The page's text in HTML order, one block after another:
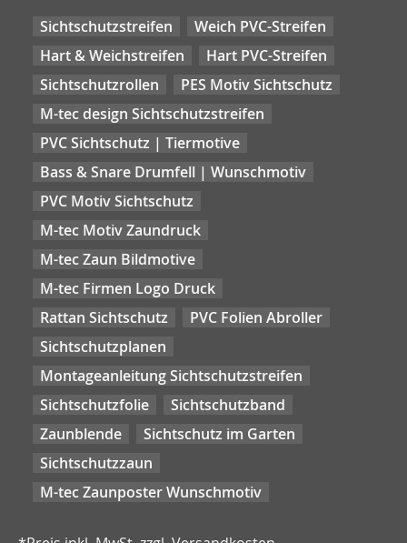
Sichtschutzstreifen
Weich PVC-Streifen
Hart & Weichstreifen
Hart PVC-Streifen
Sichtschutzrollen
PES Motiv Sichtschutz
M-tec design Sichtschutzstreifen
PVC Sichtschutz | Tiermotive
Bass & Snare Drumfell | Wunschmotiv
PVC Motiv Sichtschutz
M-tec Motiv Zaundruck
M-tec Zaun Bildmotive
M-tec Firmen Logo Druck
Rattan Sichtschutz
PVC Folien Abroller
Sichtschutzplanen
Montageanleitung Sichtschutzstreifen
Sichtschutzfolie
Sichtschutzband
Zaunblende
Sichtschutz im Garten
Sichtschutzzaun
M-tec Zaunposter Wunschmotiv